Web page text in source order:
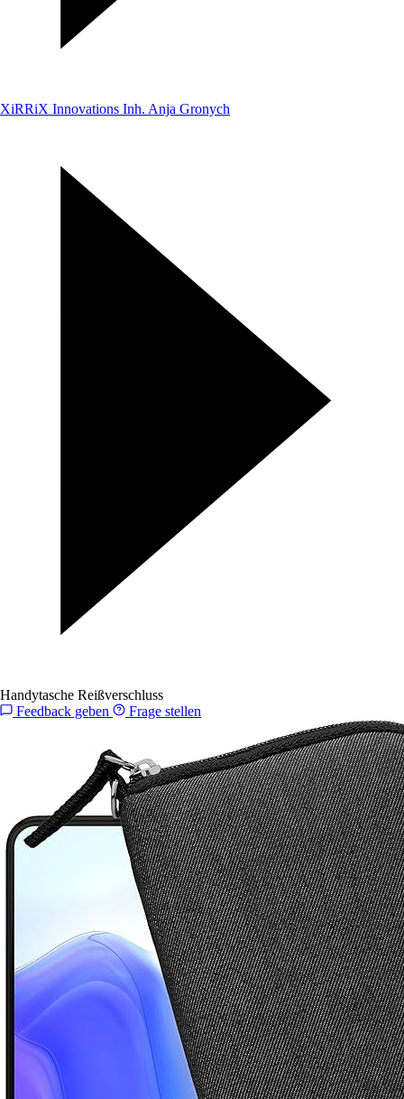
XiRRiX Innovations Inh. Anja Gronych
Handytasche Reißverschluss
Feedback geben
Frage stellen